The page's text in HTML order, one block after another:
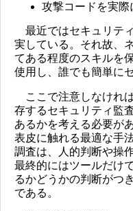
攻撃コードを実際
最近ではセキュリテ
実している。それ故、
てある程度のスキルを
使用し、誰でも簡単に
ここで注意しなけれ
存するセキュリティ監
あるかを考える必要が
表皮に触れる最適な手
調査は、人的判断や操
最終的にはツールだけ
るかどうかの判断がつ
である。